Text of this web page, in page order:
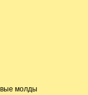
молды